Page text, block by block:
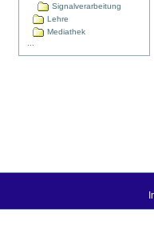
Signalverarbeitung
Lehre
Mediathek